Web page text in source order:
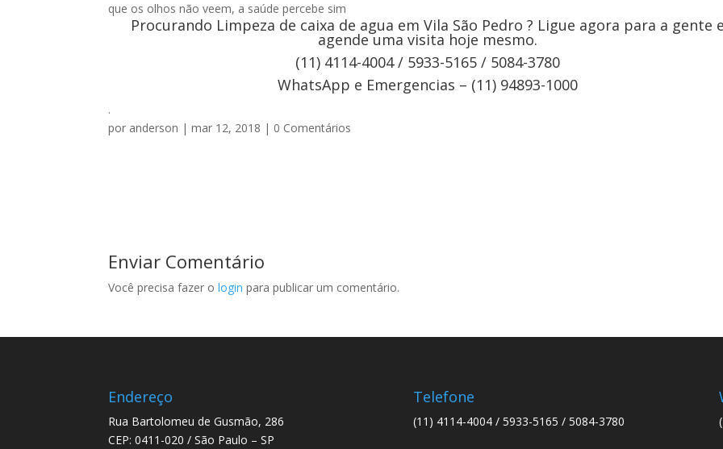
que os olhos não veem, a saúde percebe sim
Procurando Limpeza de caixa de agua em Vila São Pedro ? Ligue agora para a gente e
agende uma visita hoje mesmo.
(11) 4114-4004 / 5933-5165 / 5084-3780
WhatsApp e Emergencias – (11) 94893-1000
.
por anderson |mar 12, 2018 | 0 Comentários
Enviar Comentário
Você precisa fazer ologin para publicar um comentário.
Endereço
Rua Bartolomeu de Gusmão, 286
CEP: 0411-020 / São Paulo – SP
Telefone
(11) 4114-4004 / 5933-5165 / 5084-3780